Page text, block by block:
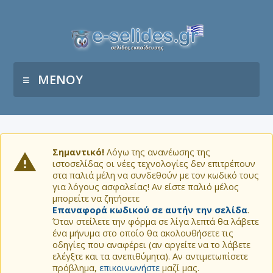
ΜΕΝΟΥ
Σημαντικό! Λόγω της ανανέωσης της
ιστοσελίδας οι νέες τεχνολογίες δεν επιτρέπουν
στα παλιά μέλη να συνδεθούν με τον κωδικό τους
για λόγους ασφαλείας! Αν είστε παλιό μέλος
μπορείτε να ζητήσετε
Επαναφορά κωδικού σε αυτήν την σελίδα.
Όταν στείλετε την φόρμα σε λίγα λεπτά θα λάβετε
ένα μήνυμα στο οποίο θα ακολουθήσετε τις
οδηγίες που αναφέρει (αν αργείτε να το λάβετε
ελέγξτε και τα ανεπιθύμητα). Αν αντιμετωπίσετε
πρόβλημα, επικοινωνήστε μαζί μας.